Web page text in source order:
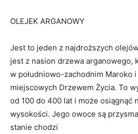
OLEJEK ARGANOWY
Jest to jeden z najdroższych
jest z nasion drzewa arganowego,
w południowo-zachodnim Maroko
miejscowych Drzewem Życia. To
od 100 do 400 lat i może osiągnąć
wysokości. Jego owoce są
stanie chodzi